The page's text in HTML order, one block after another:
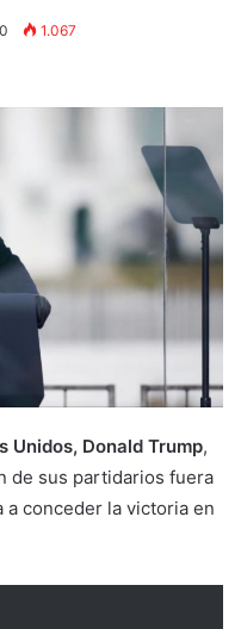
0 1.067
Unidos, Donald Trump,
de sus partidarios fuera
a conceder la victoria en